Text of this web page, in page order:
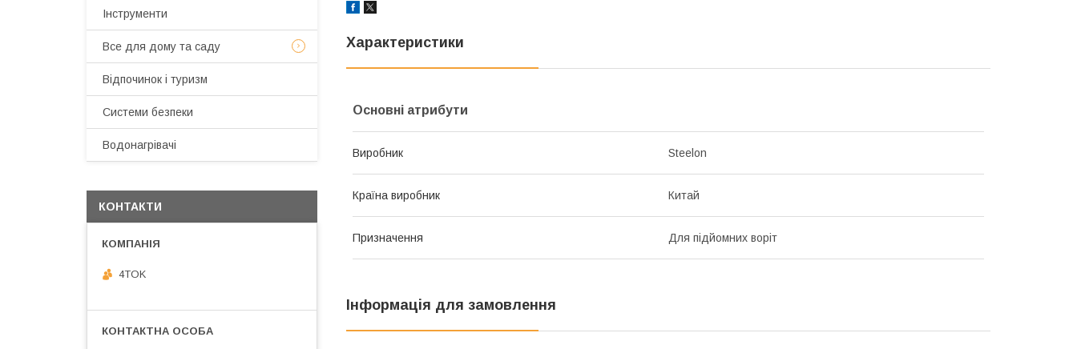
Характеристики
Основні атрибути
Виробник Steelon
Країна виробник Китай
Призначення Для підйомних воріт
Інформація для замовлення
Інструменти
Все для дому та саду
Відпочинок і туризм
Системи безпеки
Водонагрівачі
КОНТАКТИ
4TOK